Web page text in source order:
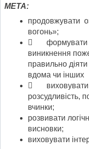
МЕТА:
продовжувати
вогонь»;
 формувати
виникнення
правильно
вдома чи
 виховувати
розсудливість,
вчинки;
розвивати
висновки;
виховувати